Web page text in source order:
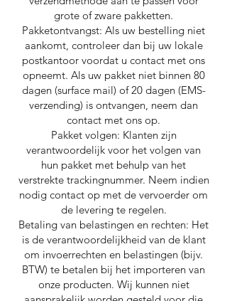
grote of zware pakketten.
Pakketontvangst: Als uw bestelling niet
aankomt, controleer dan bij uw lokale
postkantoor voordat u contact met ons
opneemt. Als uw pakket niet binnen 80
dagen (surface mail) of 20 dagen (EMS-
verzending) is ontvangen, neem dan
contact met ons op.
Pakket volgen: Klanten zijn
verantwoordelijk voor het volgen van
hun pakket met behulp van het
verstrekte trackingnummer. Neem indien
nodig contact op met de vervoerder om
de levering te regelen.
Betaling van belastingen en rechten: Het
is de verantwoordelijkheid van de klant
om invoerrechten en belastingen (bijv.
BTW) te betalen bij het importeren van
onze producten. Wij kunnen niet